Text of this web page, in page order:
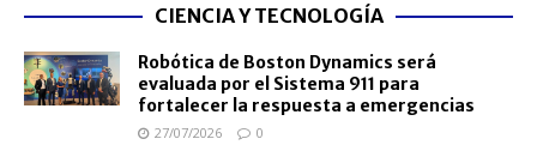
CIENCIA Y TECNOLOGÍA
Robótica de Boston Dynamics será
evaluada por el Sistema 911 para
fortalecer la respuesta a emergencias
27/07/2026 0